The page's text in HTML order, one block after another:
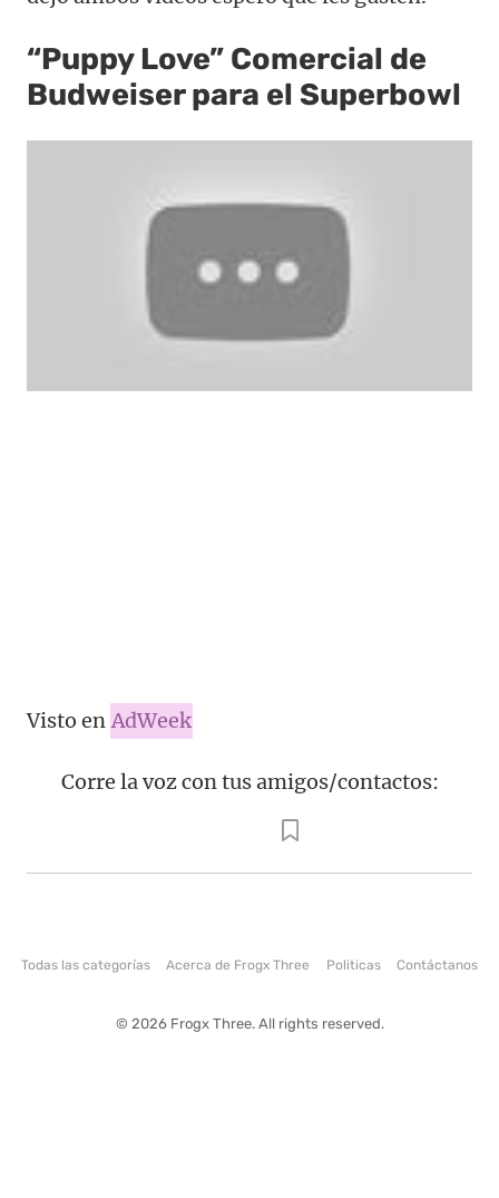
“Puppy Love” Comercial de
Budweiser para el Superbowl
Visto en AdWeek
Corre la voz con tus amigos/contactos:
Todas las categorías Acerca de Frogx Three Politicas Contáctanos
© 2026 Frogx Three. All rights reserved.